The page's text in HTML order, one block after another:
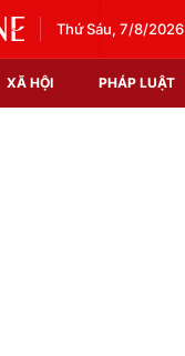
Thứ Sáu, 7/8/2026
XÃ HỘI PHÁP LUẬT